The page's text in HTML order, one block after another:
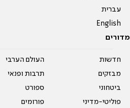
עברית
English
מדורים
חדשות
מבזקים
ביטחוני
פוליטי-מדיני
העולם הערבי
תרבות ופנאי
ספורט
פורומים